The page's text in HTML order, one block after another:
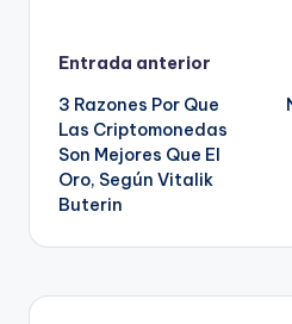
Navegación
de
entradas
Entrada anterior
3 Razones Por Que
Las Criptomonedas
Son Mejores Que El
Oro, Según Vitalik
Buterin